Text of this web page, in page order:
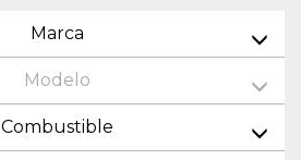
Marca
Modelo
Combustible